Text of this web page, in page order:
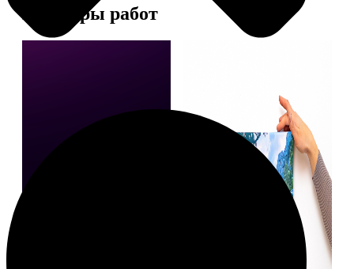
Примеры работ